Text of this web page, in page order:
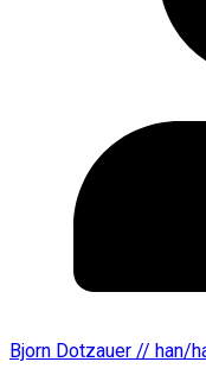
Bjorn Dotzauer // han/